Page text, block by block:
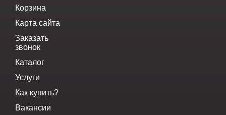
Корзина
Карта сайта
Заказать
звонок
Каталог
Услуги
Как купить?
Вакансии